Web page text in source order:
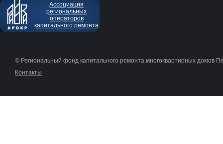
Ассоциация
региональных
операторов
капитального ремонта
© Региональный фонд капитального ремонта многоквартирных домов
Контакты